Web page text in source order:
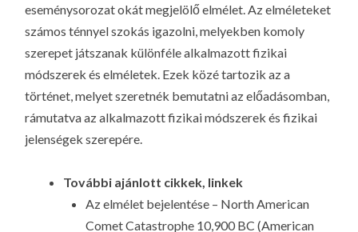
eseménysorozat okát megjelölő elmélet. Az elméleteket
számos ténnyel szokás igazolni, melyekben komoly
szerepet játszanak különféle alkalmazott fizikai
módszerek és elméletek. Ezek közé tartozik az a
történet, melyet szeretnék bemutatni az előadásomban,
rámutatva az alkalmazott fizikai módszerek és fizikai
jelenségek szerepére.
További ajánlott cikkek, linkek
Az elmélet bejelentése – North American
Comet Catastrophe 10,900 BC (American